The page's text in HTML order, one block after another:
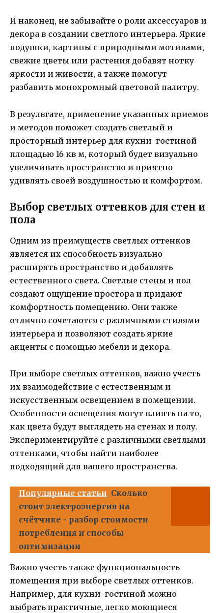
И наконец, не забывайте о роли аксессуаров и
декора в создании светлого интерьера. Яркие
подушки, картины с природными мотивами,
свежие цветы или растения добавят нотку
яркости и живости, а также помогут
разбавить монохромный цветовой палитру.
В результате, применение указанных приемов
и методов поможет создать светлый и
просторный интерьер для кухни-гостиной
площадью 16 кв м, который будет визуально
увеличивать пространство и приятно
удивлять своей воздушностью и комфортом.
Выбор светлых оттенков для стен и
пола
Одним из преимуществ светлых оттенков
является их способность визуально
расширять пространство и добавлять
естественного света. Светлые стены и пол
создают ощущение простора и придают
комфортность помещению. Они также
отлично сочетаются с различными стилями
интерьера и позволяют создать яркие
акценты с помощью мебели и декора.
При выборе светлых оттенков, важно учесть
их взаимодействие с естественным и
искусственным освещением в помещении.
Особенности освещения могут влиять на то,
как цвета будут выглядеть на стенах и полу.
Экспериментируйте с различными светлыми
оттенками, чтобы найти наиболее
подходящий для вашего пространства.
Популярные статьи Сколько
стоит электроэнергия на
счётчике - разбор стоимости
потребления и способы
оптимизации
Важно учесть также функциональность
помещения при выборе светлых оттенков.
Например, для кухни-гостиной можно
выбрать практичные, легко моющиеся